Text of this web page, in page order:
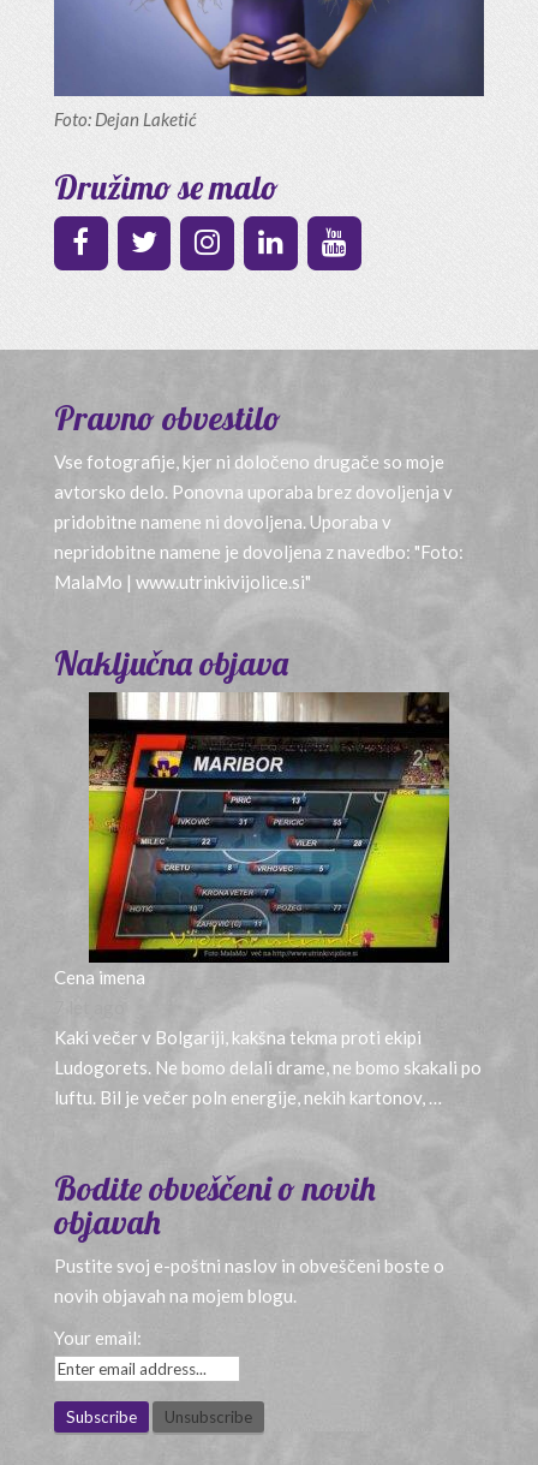
Foto: Dejan Laketić
Družimo se malo
Pravno obvestilo
Vse fotografije, kjer ni določeno drugače so moje
avtorsko delo. Ponovna uporaba brez dovoljenja v
pridobitne namene ni dovoljena. Uporaba v
nepridobitne namene je dovoljena z navedbo: "Foto:
MalaMo | www.utrinkivijolice.si"
Naključna objava
Cena imena
Kaki večer v Bolgariji, kakšna tekma proti ekipi
Ludogorets. Ne bomo delali drame, ne bomo skakali po
luftu. Bil je večer poln energije, nekih kartonov, …
Bodite obveščeni o novih
objavah
Pustite svoj e-poštni naslov in obveščeni boste o
novih objavah na mojem blogu.
Your email: